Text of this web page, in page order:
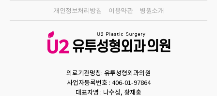
개인정보처리방침 이용약관 병원소개
의료기관명칭: 유투성형외과의원
사업자등록번호 : 406-01-97864
대표자명 : 나수정, 황재홍